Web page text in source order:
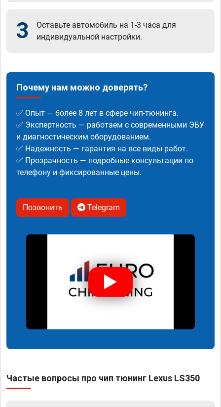
3
Оставьте автомобиль на 1-3 часа для
индивидуальной настройки.
Почему нам можно доверять?
✅ Опыт — более 8 лет в сфере чип-тюнинга.
✅ Экспертность — работаем с современными ЭБУ
и диагностическим оборудованием.
✅ Надежность — гарантия на все виды работ.
✅ Прозрачность — подробные консультации по
телефону и фиксированные цены.
Позвонить Telegram
Частые вопросы про чип тюнинг Lexus LS350